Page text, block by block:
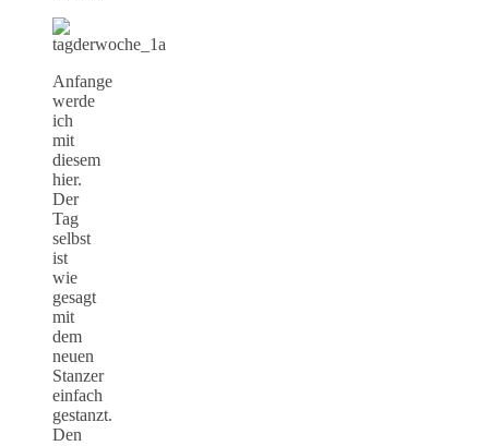
Anfange
werde
ich
mit
diesem
hier.
Der
Tag
selbst
ist
wie
gesagt
mit
dem
neuen
Stanzer
einfach
gestanzt.
Den